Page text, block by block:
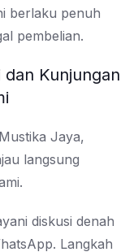
berlaku penuh
pembelian.
Kunjungan
Jaya,
langsung
diskusi denah
Langkah